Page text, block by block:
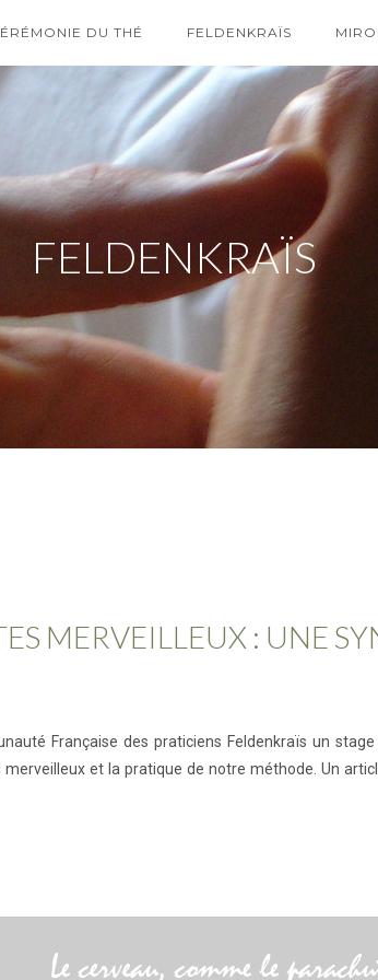
DU THÉ FELDENKRAÏS
FELDENKRAÏS
MERVEILLEUX : UNE
Française des praticiens Feldenkraïs un
et la pratique de notre méthode. Un
Le cerveau, comme le